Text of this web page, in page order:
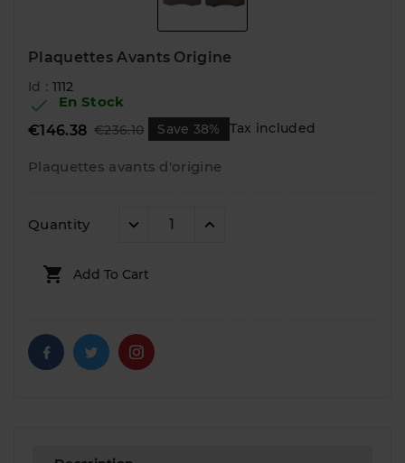
Plaquettes Avants Origine
Id : 1112

En Stock
€146.38 €236.10 Save 38% Tax included
Plaquettes avants d'origine
Quantity
 Add To Cart